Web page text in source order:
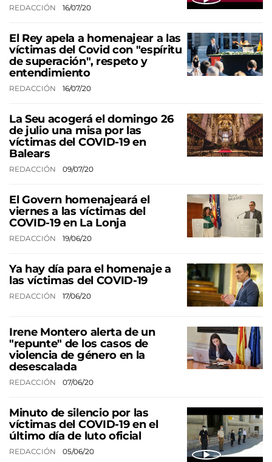
REDACCIÓN 16/07/20
El Rey apela a homenajear a las
víctimas del Covid con "espíritu
de superación", respeto y
entendimiento
REDACCIÓN 16/07/20
La Seu acogerá el domingo 26
de julio una misa por las
víctimas del COVID-19 en
Balears
REDACCIÓN 09/07/20
El Govern homenajeará el
viernes a las víctimas del
COVID-19 en La Lonja
REDACCIÓN 19/06/20
Ya hay día para el homenaje a
las víctimas del COVID-19
REDACCIÓN 17/06/20
Irene Montero alerta de un
"repunte" de los casos de
violencia de género en la
desescalada
REDACCIÓN 07/06/20
Minuto de silencio por las
víctimas del COVID-19 en el
último día de luto oficial
REDACCIÓN 05/06/20